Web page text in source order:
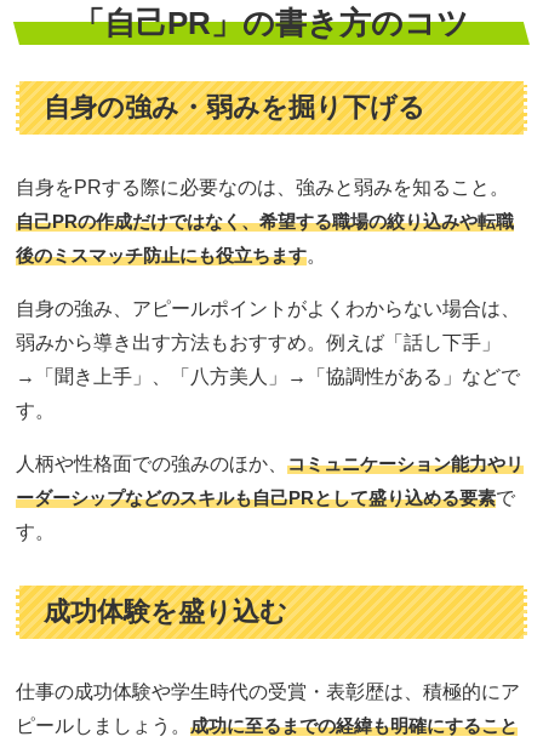
「自己PR」の書き方のコツ
自身の強み・弱みを掘り下げる
自身をPRする際に必要なのは、強みと弱みを知ること。
自己PRの作成だけではなく、希望する職場の絞り込みや転職
後のミスマッチ防止にも役立ちます。
自身の強み、アピールポイントがよくわからない場合は、
弱みから導き出す方法もおすすめ。例えば「話し下手」
→「聞き上手」、「八方美人」→「協調性がある」などで
す。
人柄や性格面での強みのほか、コミュニケーション能力やリ
ーダーシップなどのスキルも自己PRとして盛り込める要素で
す。
成功体験を盛り込む
仕事の成功体験や学生時代の受賞・表彰歴は、積極的にア
ピールしましょう。成功に至るまでの経緯も明確にすること